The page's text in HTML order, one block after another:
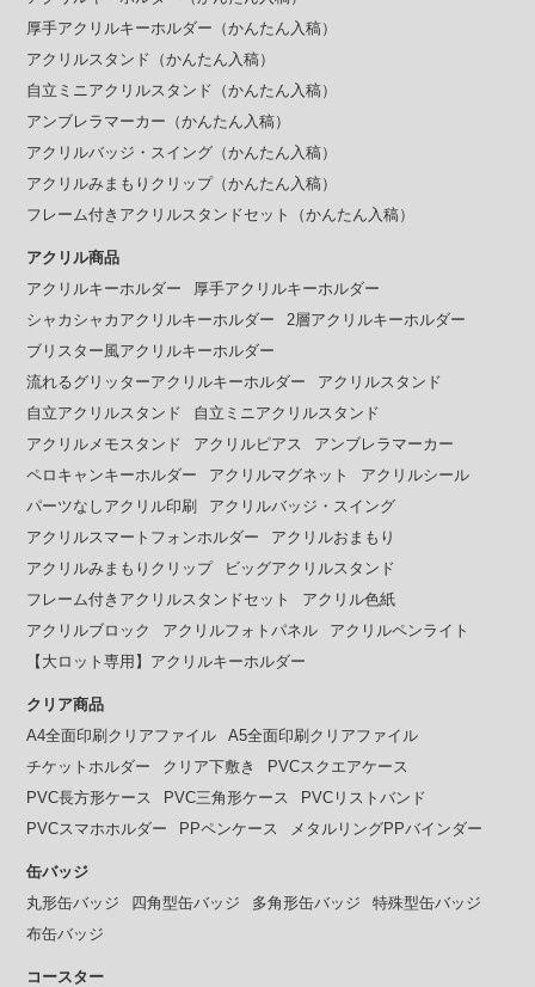
厚手アクリルキーホルダー（かんたん入稿）
アクリルスタンド（かんたん入稿）
自立ミニアクリルスタンド（かんたん入稿）
アンブレラマーカー（かんたん入稿）
アクリルバッジ・スイング（かんたん入稿）
アクリルみまもりクリップ（かんたん入稿）
フレーム付きアクリルスタンドセット（かんたん入稿）
アクリル商品
アクリルキーホルダー
厚手アクリルキーホルダー
シャカシャカアクリルキーホルダー
2層アクリルキーホルダー
ブリスター風アクリルキーホルダー
流れるグリッターアクリルキーホルダー
アクリルスタンド
自立アクリルスタンド
自立ミニアクリルスタンド
アクリルメモスタンド
アクリルピアス
アンブレラマーカー
ペロキャンキーホルダー
アクリルマグネット
アクリルシール
パーツなしアクリル印刷
アクリルバッジ・スイング
アクリルスマートフォンホルダー
アクリルおまもり
アクリルみまもりクリップ
ビッグアクリルスタンド
フレーム付きアクリルスタンドセット
アクリル色紙
アクリルブロック
アクリルフォトパネル
アクリルペンライト
【大ロット専用】アクリルキーホルダー
クリア商品
A4全面印刷クリアファイル
A5全面印刷クリアファイル
チケットホルダー
クリア下敷き
PVCスクエアケース
PVC長方形ケース
PVC三角形ケース
PVCリストバンド
PVCスマホホルダー
PPペンケース メタルリングPPバインダー
缶バッジ
丸形缶バッジ
四角型缶バッジ 多角形缶バッジ
特殊型缶バッジ
布缶バッジ
コースター